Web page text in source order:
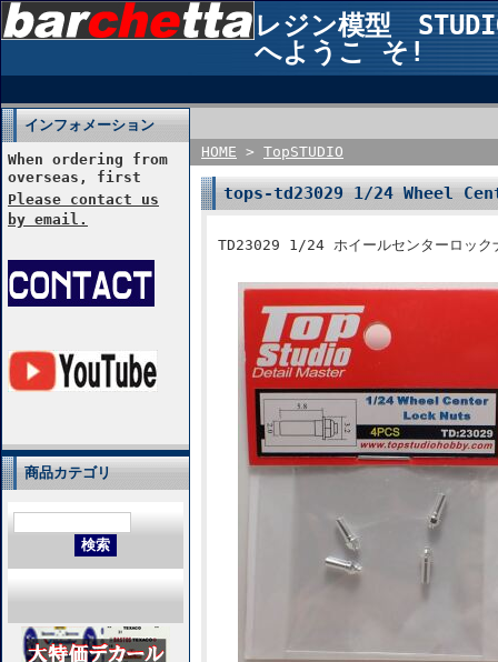
レジン模型
へようこ そ!
インフォメーション
When ordering from
overseas, first
Please contact us
by email.
商品カテゴリ
HOME > TopSTUDIO
tops-td23029 1/24 Wheel
TD23029 1/24 ホイールセンターロッ